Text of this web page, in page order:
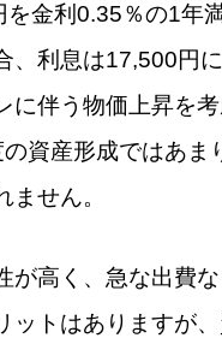
を金利0.35％の1年
、利息は17,500円
に伴う物価上昇を
資産形成ではあま
ません。
が高く、急な出費
ットはありますが